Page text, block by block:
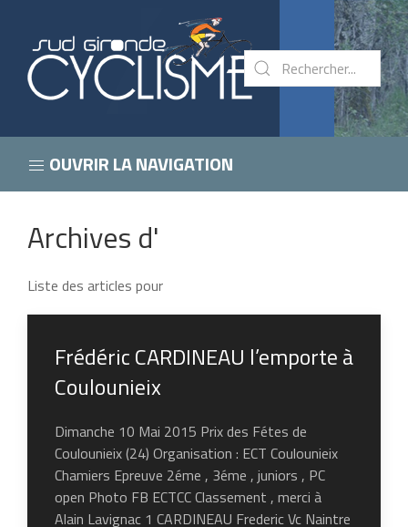
OUVRIR LA NAVIGATION
Archives d'
Liste des articles pour
Frédéric CARDINEAU l’emporte à
Coulounieix
Dimanche 10 Mai 2015 Prix des Fétes de
Coulounieix (24) Organisation : ECT Coulounieix
Chamiers Epreuve 2éme , 3éme , juniors , PC
open Photo FB ECTCC Classement , merci à
Alain Lavignac 1 CARDINEAU Frederic Vc Naintre